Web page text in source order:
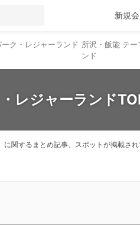
新規
ク・レジャーランド 所沢・飯能 テ
ンド
レジャーランド
関するまとめ記事、スポットが掲載され